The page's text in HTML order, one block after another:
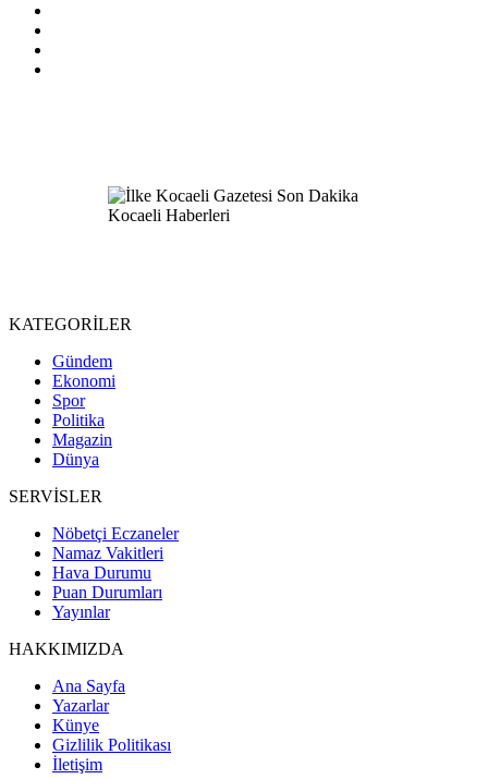
KATEGORİLER
Gündem
Ekonomi
Spor
Politika
Magazin
Dünya
SERVİSLER
Nöbetçi Eczaneler
Namaz Vakitleri
Hava Durumu
Puan Durumları
Yayınlar
HAKKIMIZDA
Ana Sayfa
Yazarlar
Künye
Gizlilik Politikası
İletişim